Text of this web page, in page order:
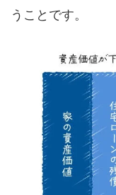
うことです。